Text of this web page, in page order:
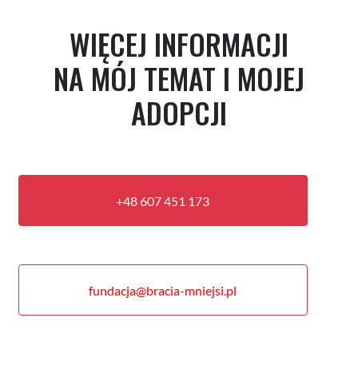
WIĘCEJ INFORMACJI
NA MÓJ TEMAT I MOJEJ
ADOPCJI
+48 607 451 173
fundacja@bracia-mniejsi.pl